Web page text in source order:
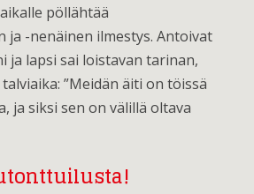
pöllähtää
ja -nenäinen ilmestys. Antoivat
ja lapsi sai loistavan tarinan,
”Meidän äiti on töissä
ja siksi sen on välillä oltava